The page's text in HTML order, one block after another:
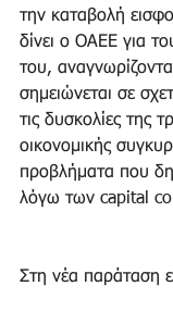
την καταβολή
δίνει ο ΟΑΕΕ για
του,
σημειώνεται σε
τις δυσκολίες της
οικονομικής
προβλήματα που
λόγω των capital
Στη νέα παράταση